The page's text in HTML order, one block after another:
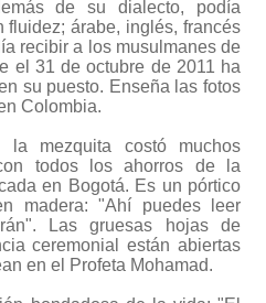
de su dialecto, podía
fluidez; árabe, inglés, francés
recibir a los musulmanes de
el 31 de octubre de 2011 ha
su puesto. Enseña las fotos
Colombia.
mezquita costó muchos
todos los ahorros de la
en Bogotá. Es un pórtico
madera: "Ahí puedes leer
Las gruesas hojas de
ceremonial están abiertas
en el Profeta Mohamad.